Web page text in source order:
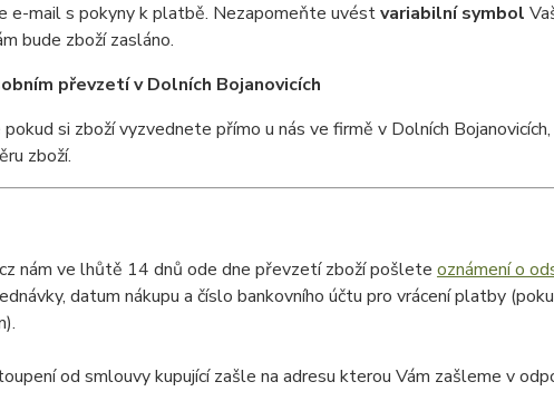
e-mail s pokyny k platbě. Nezapomeňte uvéstvariabilní symbol
bude zboží zasláno.
převzetí v Dolních Bojanovicích
si zboží vyzvednete přímo u nás ve firmě v Dolních
zboží.
nám ve lhůtě 14 dnů ode dne převzetí zboží pošlete oznámení o
datum nákupu a číslo bankovního účtu pro vrácení platby
od smlouvy kupující zašle na adresu kterou Vám zašleme v